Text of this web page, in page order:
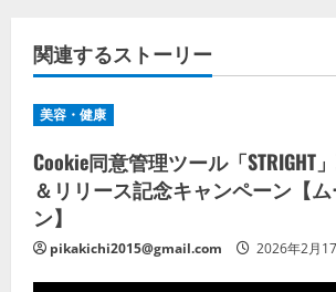
関連するストーリー
美容・健康
Cookie同意管理ツール「STRIGHT
＆リリース記念キャンペーン【
ン】
pikakichi2015@gmail.com 2026年2月